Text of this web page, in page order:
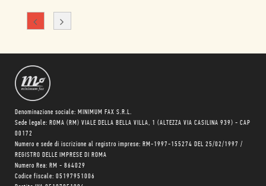
Denominazione sociale: MINIMUM FAX S.R.L.
Sede legale: ROMA (RM) VIALE DELLA BELLA VILLA, 1 (ALTEZZA VIA CASILINA 939) - CAP
00172
Numero e sede di iscrizione al registro imprese: RM-1997-155274 DEL 25/02/1997 /
REGISTRO DELLE IMPRESE DI ROMA
Numero Rea: RM - 864029
Codice fiscale: 05197951006